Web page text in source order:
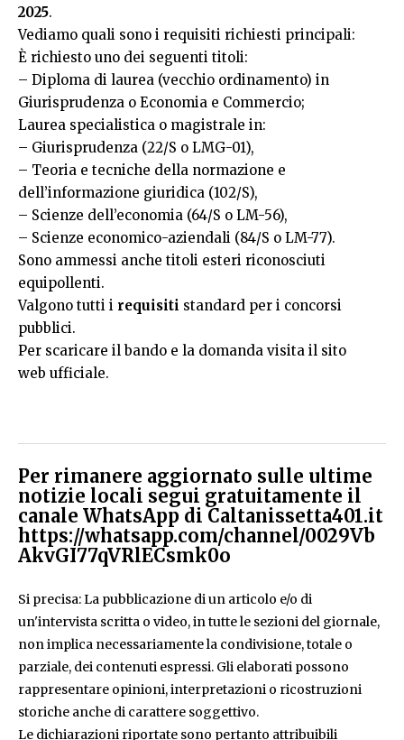
2025.
Vediamo quali sono i requisiti richiesti principali:
È richiesto uno dei seguenti titoli:
– Diploma di laurea (vecchio ordinamento) in
Giurisprudenza o Economia e Commercio;
Laurea specialistica o magistrale in:
– Giurisprudenza (22/S o LMG-01),
– Teoria e tecniche della normazione e
dell’informazione giuridica (102/S),
– Scienze dell’economia (64/S o LM-56),
– Scienze economico-aziendali (84/S o LM-77).
Sono ammessi anche titoli esteri riconosciuti
equipollenti​.
Valgono tutti i requisiti standard per i concorsi
pubblici.
Per scaricare il bando e la domanda visita il sito
web ufficiale.
Per rimanere aggiornato sulle ultime
notizie locali segui gratuitamente il
canale WhatsApp di Caltanissetta401.it
https://whatsapp.com/channel/0029Vb
AkvGI77qVRlECsmk0o
Si precisa: La pubblicazione di un articolo e/o di
un'intervista scritta o video, in tutte le sezioni del giornale,
non implica necessariamente la condivisione, totale o
parziale, dei contenuti espressi. Gli elaborati possono
rappresentare opinioni, interpretazioni o ricostruzioni
storiche anche di carattere soggettivo.
Le dichiarazioni riportate sono pertanto attribuibili